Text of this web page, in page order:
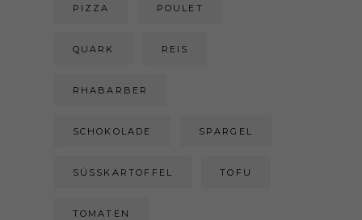
PIZZA POULET
QUARK REIS
RHABARBER
SCHOKOLADE SPARGEL
SÜSSKARTOFFEL TOFU
TOMATEN